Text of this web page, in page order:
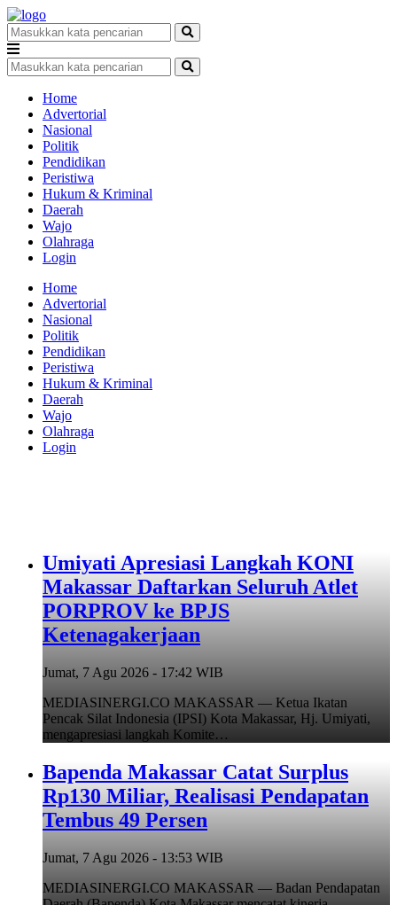
Home
Advertorial
Nasional
Politik
Pendidikan
Peristiwa
Hukum & Kriminal
Daerah
Wajo
Olahraga
Login
Home
Advertorial
Nasional
Politik
Pendidikan
Peristiwa
Hukum & Kriminal
Daerah
Wajo
Olahraga
Login
Umiyati Apresiasi Langkah KONI
Makassar Daftarkan Seluruh Atlet
PORPROV ke BPJS
Ketenagakerjaan
Jumat, 7 Agu 2026 - 17:42 WIB
MEDIASINERGI.CO MAKASSAR — Ketua Ikatan
Pencak Silat Indonesia (IPSI) Kota Makassar, Hj. Umiyati,
mengapresiasi langkah Komite…
Bapenda Makassar Catat Surplus
Rp130 Miliar, Realisasi Pendapatan
Tembus 49 Persen
Jumat, 7 Agu 2026 - 13:53 WIB
MEDIASINERGI.CO MAKASSAR — Badan Pendapatan